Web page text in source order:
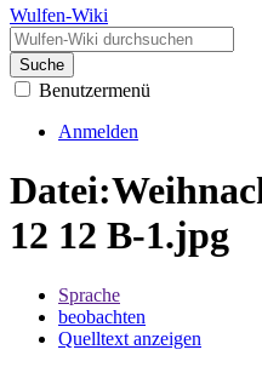
Wulfen-Wiki
Suche
Benutzermenü
Anmelden
Datei:
12 12 B-1.jpg
Sprache
beobachten
Quelltext anzeigen